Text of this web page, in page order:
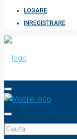
LOGARE
INREGISTRARE